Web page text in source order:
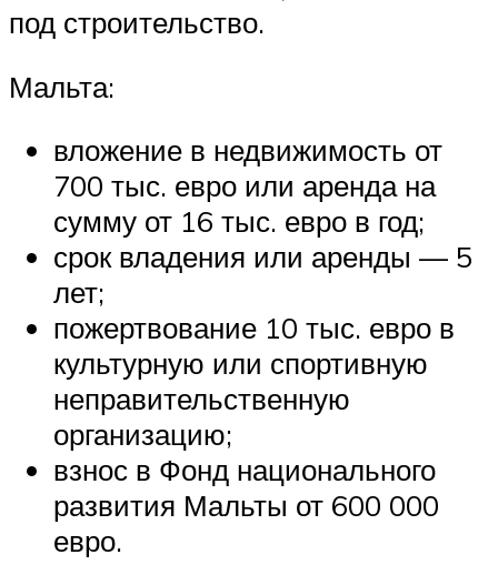
под строительство.
Мальта:
вложение в недвижимость от
700 тыс. евро или аренда на
сумму от 16 тыс. евро в год;
срок владения или аренды — 5
лет;
пожертвование 10 тыс. евро в
культурную или спортивную
неправительственную
организацию;
взнос в Фонд национального
развития Мальты от 600 000
евро.